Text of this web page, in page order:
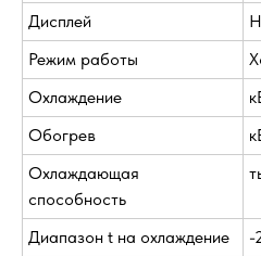
Дисплей
Режим работы
Охлаждение
Обогрев
Охлаждающая
способность
Диапазон t на охлаждение
-